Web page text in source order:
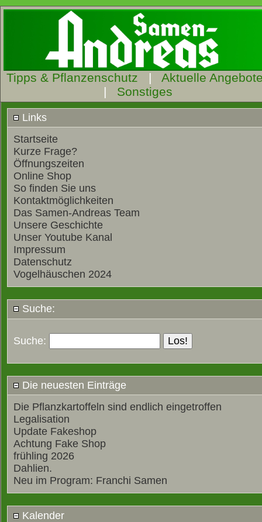
Tipps & Pflanzenschutz | Aktuelle
| Sonstiges
Links
Startseite
Kurze Frage?
Öffnungszeiten
Online Shop
So finden Sie uns
Kontaktmöglichkeiten
Das Samen-Andreas Team
Unsere Geschichte
Unser Youtube Kanal
Impressum
Datenschutz
Vogelhäuschen 2024
Suche:
Suche:
Die neuesten Einträge
Die Pflanzkartoffeln sind endlich eingetroffen
Legalisation
Update Fakeshop
Achtung Fake Shop
frühling 2026
Dahlien.
Neu im Program: Franchi Samen
Kalender